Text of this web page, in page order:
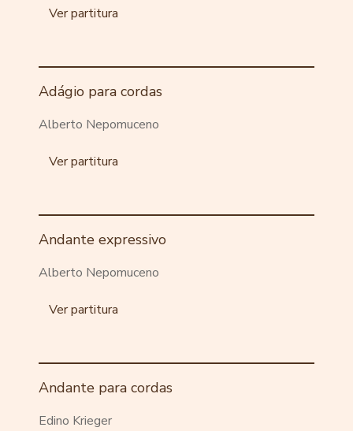
Ver partitura
Adágio para cordas
Alberto Nepomuceno
Ver partitura
Andante expressivo
Alberto Nepomuceno
Ver partitura
Andante para cordas
Edino Krieger